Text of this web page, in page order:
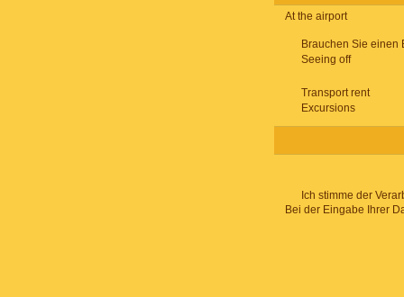
At the airport
Brauchen Sie einen
Seeing off
Transport rent
Excursions
Ich stimme der
Bei der Eingabe Ihrer